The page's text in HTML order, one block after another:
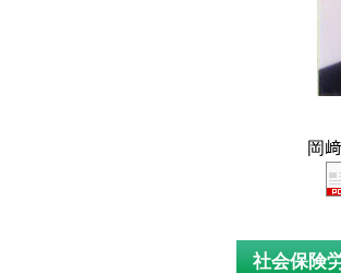
岡
社会保険